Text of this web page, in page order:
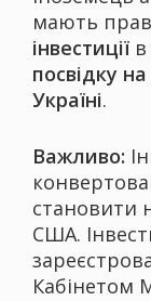
мають
інвестиції
посвідку
Україні.
Важливо:
становити
США.
Кабінетом